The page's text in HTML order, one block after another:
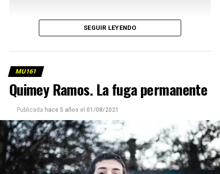
SEGUIR LEYENDO
MU161
Quimey Ramos. La fuga permanente
Publicada hace 5 años el 01/08/2021